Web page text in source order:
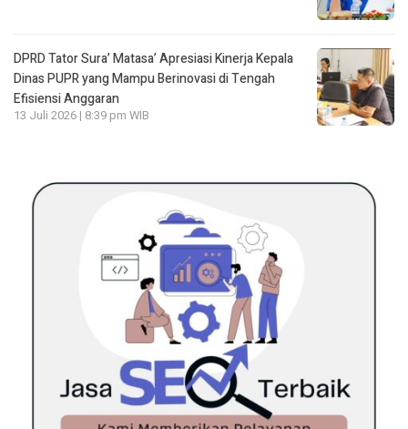
DPRD Tator Sura’ Matasa’ Apresiasi Kinerja Kepala
Dinas PUPR yang Mampu Berinovasi di Tengah
Efisiensi Anggaran
13 Juli 2026 | 8:39 pm WIB